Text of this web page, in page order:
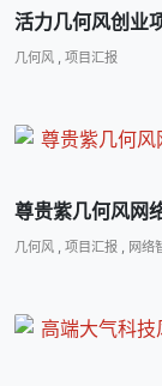
活力几何风创业
几何风 项目汇报
尊贵紫几何风网
几何风 项目汇报 网络